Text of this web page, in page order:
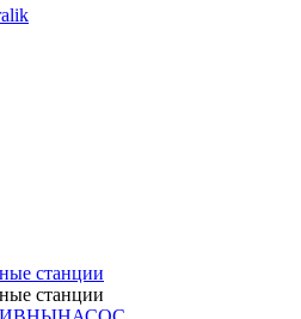
станции
станции